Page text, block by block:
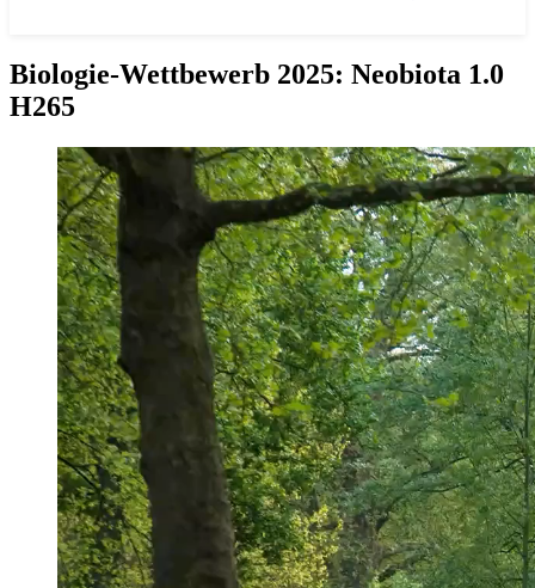
Biologie-Wettbewerb 2025: Neobiota 1.0
H265